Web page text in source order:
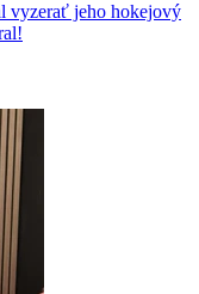
vyzerať jeho hokejový